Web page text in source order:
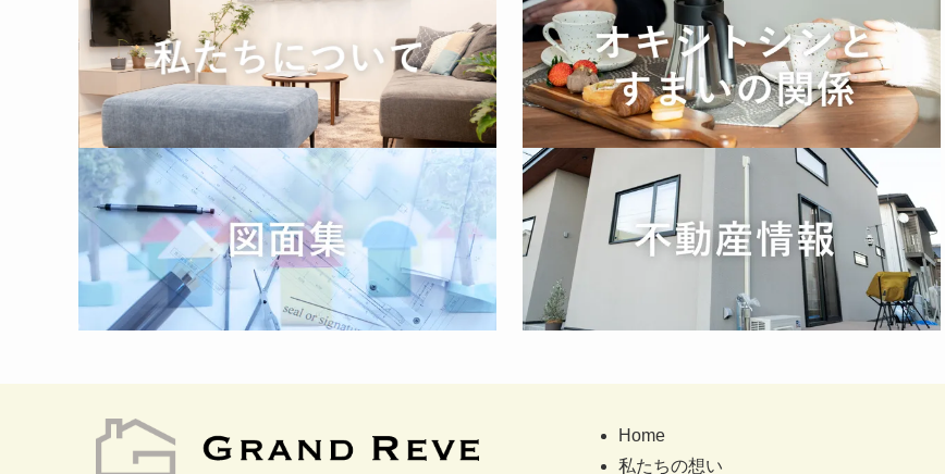
Home
私たちの想い